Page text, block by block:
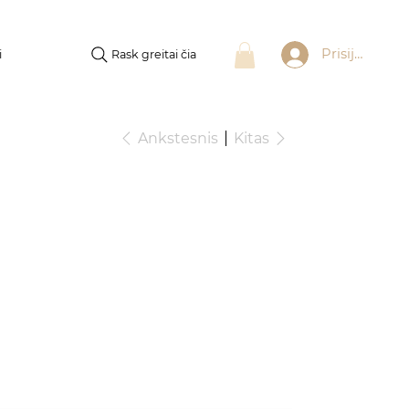
Rask greitai čia Prisijungti
Ankstesnis Kitas